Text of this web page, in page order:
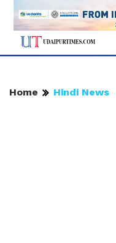
Home Hindi News